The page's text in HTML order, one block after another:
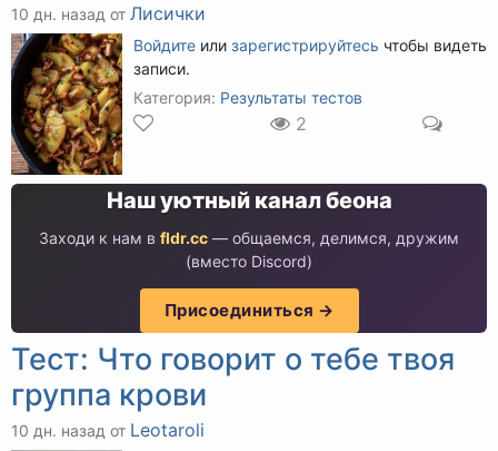
10 дн. назад от Лисички
Войдите или зарегистрируйтесь чтобы видеть
записи.
Категория: Результаты тестов
2
Наш уютный канал беона
Заходи к нам в fldr.cc — общаемся, делимся, дружим
(вместо Discord)
Присоединиться →
Тест: Что говорит о тебе твоя
группа крови
10 дн. назад от Leotaroli